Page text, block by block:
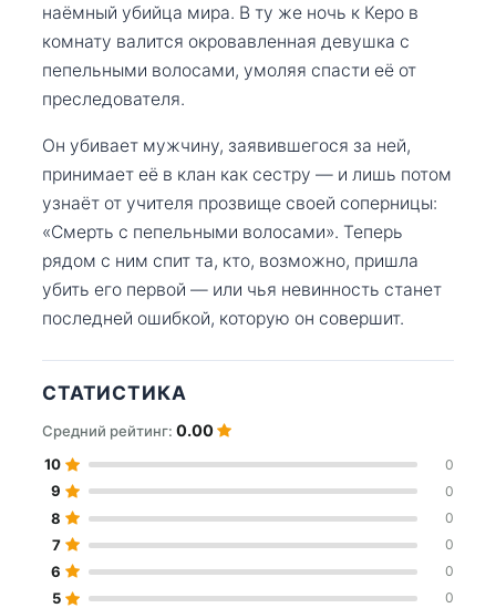
наёмный убийца мира. В ту же ночь к Керо в
комнату валится окровавленная девушка с
пепельными волосами, умоляя спасти её от
преследователя.
Он убивает мужчину, заявившегося за ней,
принимает её в клан как сестру — и лишь потом
узнаёт от учителя прозвище своей соперницы:
«Смерть с пепельными волосами». Теперь
рядом с ним спит та, кто, возможно, пришла
убить его первой — или чья невинность станет
последней ошибкой, которую он совершит.
СТАТИСТИКА
Средний рейтинг: 0.00
10 0
9 0
8 0
7 0
6 0
5 0